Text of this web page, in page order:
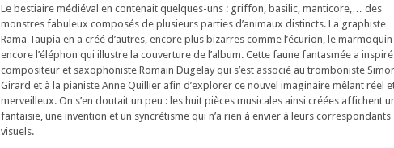
Le bestiaire médiéval en contenait quelques-uns : griffon, basilic, manticore,… des
monstres fabuleux composés de plusieurs parties d’animaux distincts. La graphiste
Rama Taupia en a créé d’autres, encore plus bizarres comme l’écurion, le
encore l’éléphon qui illustre la couverture de l’album. Cette faune fantasmée a
compositeur et saxophoniste Romain Dugelay qui s’est associé au tromboniste
Girard et à la pianiste Anne Quillier afin d’explorer ce nouvel imaginaire mêlant réel
merveilleux. On s’en doutait un peu : les huit pièces musicales ainsi créées affichent
fantaisie, une invention et un syncrétisme qui n’a rien à envier à leurs correspondants
visuels.